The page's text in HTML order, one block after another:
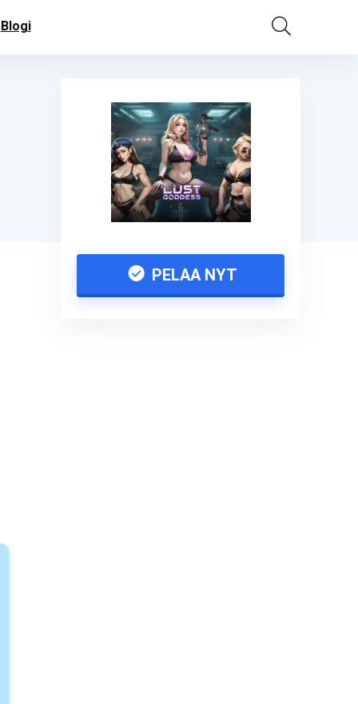
Blogi
PELAA NYT